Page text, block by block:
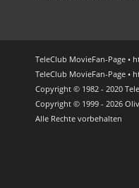
TeleClub MovieFan-Page •
TeleClub MovieFan-Page •
Copyright © 1982 - 2020
Copyright © 1999 - 2026
Alle Rechte vorbehalten